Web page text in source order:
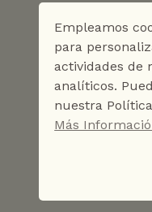
Empleamos
para
actividades de
analíticos.
nuestra
Más